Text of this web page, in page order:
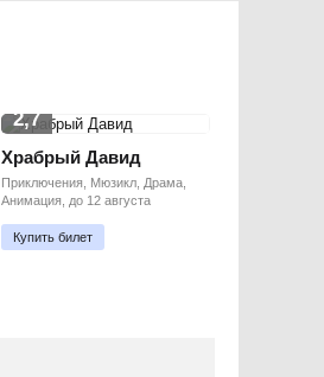
2,7
Храбрый Давид
Приключения, Мюзикл, Драма,
Анимация, до 12 августа
Купить билет